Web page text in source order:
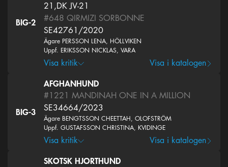
BIG-2
21,DK JV-21
#648 QIRMIZI SORBONNE
SE42761/2020
Ägare PERSSON LENA, HÖLLVIKEN
Uppf. ERIKSSON NICKLAS, VARA
Visa kritik Visa i katalogen
BIG-3
AFGHANHUND
#1221 MANDINAH ONE IN A MILLION
SE34664/2023
Ägare BENGTSSON CHEETTAH, OLOFSTRÖM
Uppf. GUSTAFSSON CHRISTINA, KVIDINGE
Visa kritik Visa i katalogen
SKOTSK HJORTHUND